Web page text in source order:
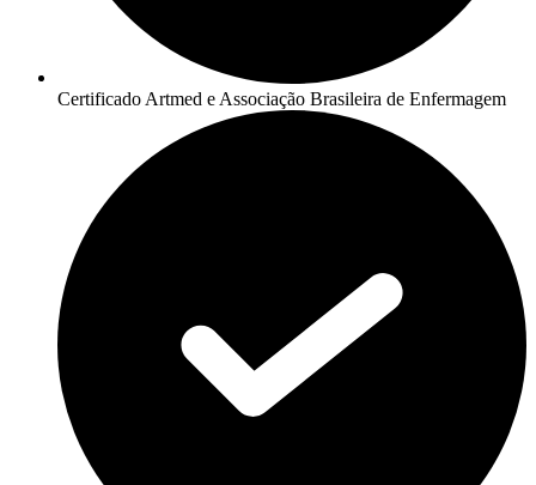
Certificado Artmed e Associação Brasileira de Enfermagem